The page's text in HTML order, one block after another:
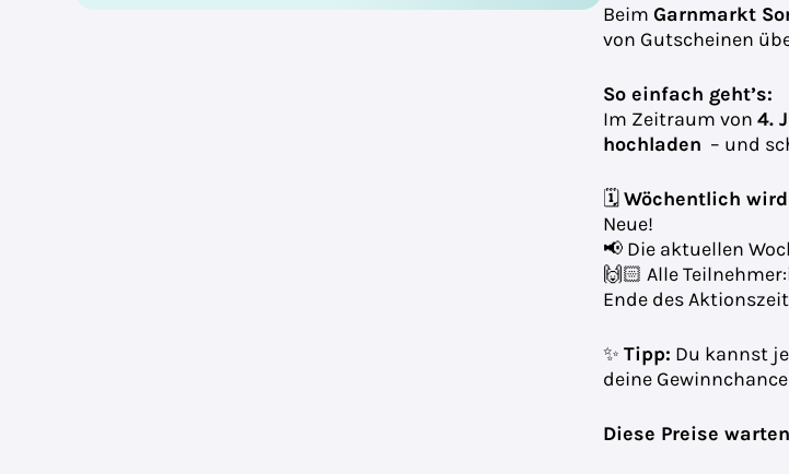
BeimGarnmarkt
von Gutscheinen
So einfach geht’s:
Im Zeitraum von4.
hochladen – und
🗓Wöchentlich
Neue!
📢 Die aktuellen
🙌🏻 Alle
Ende des
✨Tipp: Du kannst
deine
Diese Preise